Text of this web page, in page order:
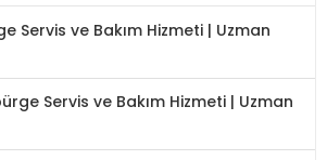
Servis ve Bakım Hizmeti | Uzman
Servis ve Bakım Hizmeti | Uzman